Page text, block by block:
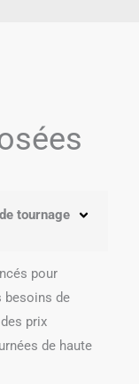
tournage
pour
besoins de
prix
de haute